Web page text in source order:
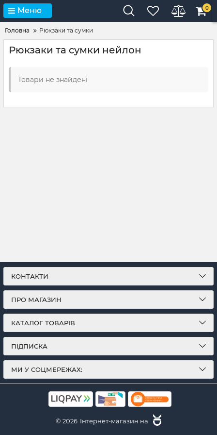
Меню 0
Головна Рюкзаки та сумки
Рюкзаки та сумки нейлон
Товари не знайдені
КОНТАКТИ
ПРО МАГАЗИН
КАТАЛОГ ТОВАРІВ
ПІДПИСКА
МИ У СОЦМЕРЕЖАХ:
© 2026 Інтернет-магазин на